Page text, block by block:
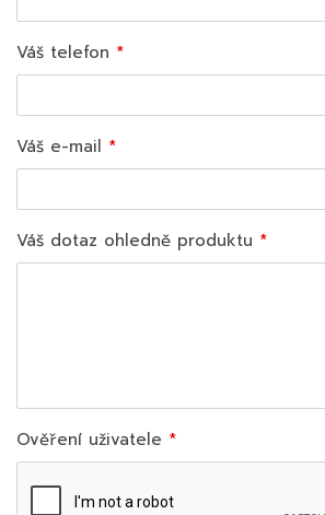
Váš telefon
Váš e-mail
Váš dotaz ohledně produktu
Ověření uživatele